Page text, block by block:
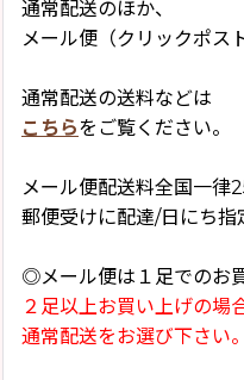
通常配送のほか、
メール便（クリックポス
通常配送の送料などは
こちらをご覧ください。
メール便配送料全国一律
郵便受けに配達/日にち指
◎メール便は１足でのお
２足以上お買い上げの場
通常配送をお選び下さい。